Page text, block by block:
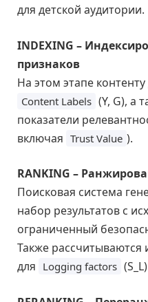
для детской аудитории.
INDEXING –
признаков
На этом этапе
Content Labels (Y, G), а
показатели
включая Trust Value ).
RANKING –
Поисковая система
набор результатов с
ограниченный
Также рассчитываются
для Logging factors